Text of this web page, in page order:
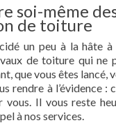
soi-même
de toiture
un peu à la hâte
de toiture qui ne
que vous êtes lancé,
rendre à l’évidence :
Il vous reste
à nos services.